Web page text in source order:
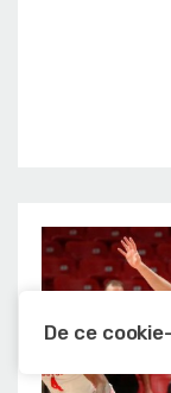
De ce
Le utilizam